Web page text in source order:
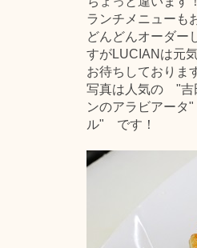
ランチメニューも
どんどんオーダ
すがLUCIANは元
お待ちしており
写真は人気の "吉
ンのアラビアー
ル" です！